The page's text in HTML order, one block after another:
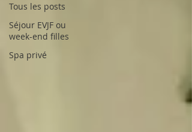
Tous les posts
Séjour EVJF ou
week-end filles
Spa privé